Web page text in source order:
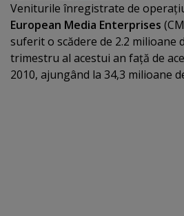
Veniturile înregistrate de
European Media Enterprises
suferit o scădere de 2.2 milioane
trimestru al acestui an faţă de
2010, ajungând la 34,3 milioane